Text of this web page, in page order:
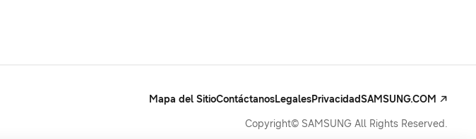
Mapa del SitioContáctanosLegalesPrivacidadSAMSUNG.COM
Copyright© SAMSUNG All Rights Reserved.